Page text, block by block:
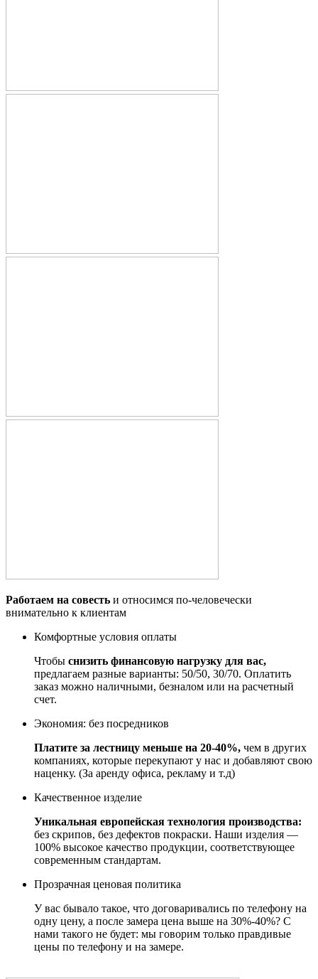
Работаем на совесть и относимся по-человечески
внимательно к клиентам
Комфортные условия оплаты
Чтобы снизить финансовую нагрузку для вас,
предлагаем разные варианты: 50/50, 30/70. Оплатить
заказ можно наличными, безналом или на расчетный
счет.
Экономия: без посредников
Платите за лестницу меньше на 20-40%, чем в других
компаниях, которые перекупают у нас и добавляют свою
наценку. (За аренду офиса, рекламу и т.д)
Качественное изделие
Уникальная европейская технология производства:
без скрипов, без дефектов покраски. Наши изделия —
100% высокое качество продукции, соответствующее
современным стандартам.
Прозрачная ценовая политика
У вас бывало такое, что договаривались по телефону на
одну цену, а после замера цена выше на 30%-40%? С
нами такого не будет: мы говорим только правдивые
цены по телефону и на замере.